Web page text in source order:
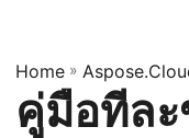
a
v
i
Home »
คู่มือทีล